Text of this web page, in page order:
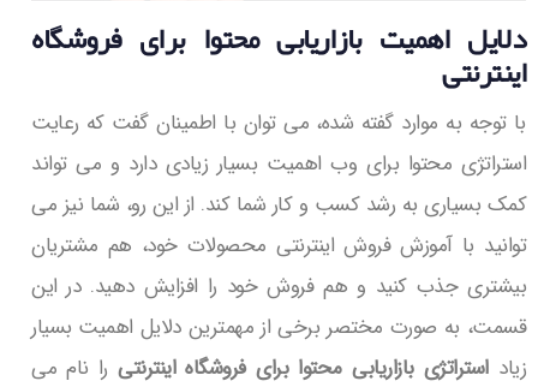
دلایل اهمیت بازاریابی محتوا برای فروشگاه
اینترنتی
با توجه به موارد گفته شده، می توان با اطمینان گفت که رعایت
استراتژی محتوا برای وب اهمیت بسیار زیادی دارد و می تواند
کمک بسیاری به رشد کسب و کار شما کند. از این رو، شما نیز می
توانید با آموزش فروش اینترنتی محصولات خود، هم مشتریان
بیشتری جذب کنید و هم فروش خود را افزایش دهید. در این
قسمت، به صورت مختصر برخی از مهمترین دلایل اهمیت بسیار
زیاداستراتژی بازاریابی محتوا برای فروشگاه اینترنتیرا نام می